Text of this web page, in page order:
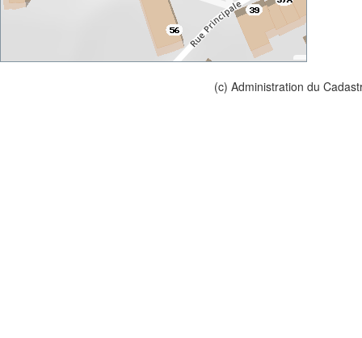
(c) Administration du